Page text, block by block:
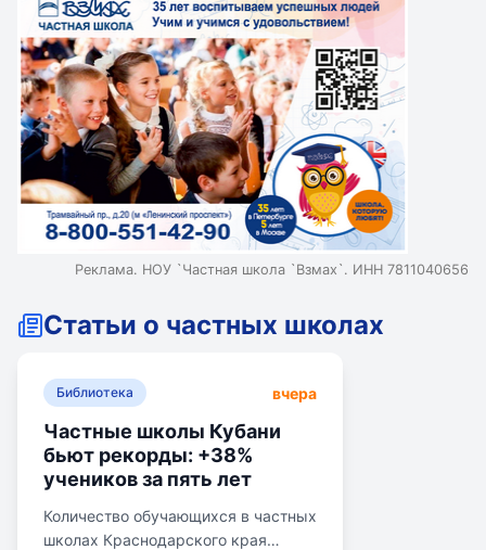
Реклама. НОУ `Частная школа `Взмах`. ИНН 7811040656
Статьи о частных школах
Библиотека вчера
Частные школы Кубани
бьют рекорды: +38%
учеников за пять лет
Количество обучающихся в частных
школах Краснодарского края